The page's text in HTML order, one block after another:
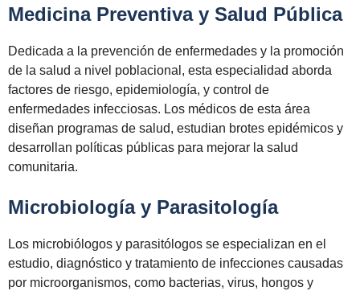
Medicina Preventiva y Salud Pública
Dedicada a la prevención de enfermedades y la promoción
de la salud a nivel poblacional, esta especialidad aborda
factores de riesgo, epidemiología, y control de
enfermedades infecciosas. Los médicos de esta área
diseñan programas de salud, estudian brotes epidémicos y
desarrollan políticas públicas para mejorar la salud
comunitaria.
Microbiología y Parasitología
Los microbiólogos y parasitólogos se especializan en el
estudio, diagnóstico y tratamiento de infecciones causadas
por microorganismos, como bacterias, virus, hongos y